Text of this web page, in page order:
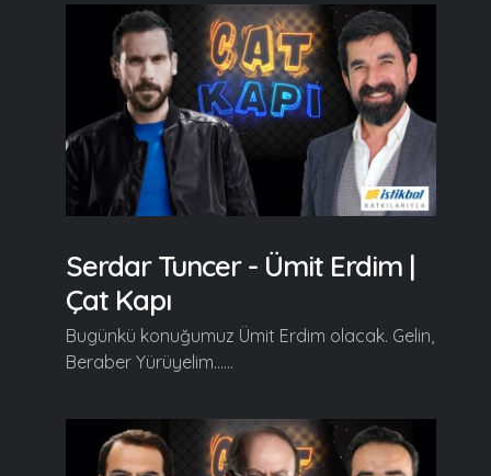
Serdar Tuncer - Ümit Erdim |
Çat Kapı
Bugünkü konuğumuz Ümit Erdim olacak. Gelin,
Beraber Yürüyelim......